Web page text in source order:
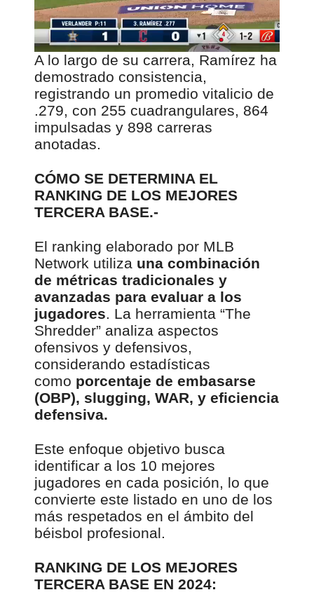
e
v
í
d
e
o
A lo largo de su carrera, Ramírez ha
demostrado consistencia,
registrando un promedio vitalicio de
.279, con 255 cuadrangulares, 864
impulsadas y 898 carreras
anotadas.
CÓMO SE DETERMINA EL
RANKING DE LOS MEJORES
TERCERA BASE.-
El ranking elaborado por MLB
Network utiliza una combinación
de métricas tradicionales y
avanzadas para evaluar a los
jugadores. La herramienta “The
Shredder” analiza aspectos
ofensivos y defensivos,
considerando estadísticas
como porcentaje de embasarse
(OBP), slugging, WAR, y eficiencia
defensiva.
Este enfoque objetivo busca
identificar a los 10 mejores
jugadores en cada posición, lo que
convierte este listado en uno de los
más respetados en el ámbito del
béisbol profesional.
RANKING DE LOS MEJORES
TERCERA BASE EN 2024: